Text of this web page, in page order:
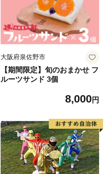
大阪府泉佐野市
【期間限定】旬のおまかせ フ
ルーツサンド 3個
8,000円